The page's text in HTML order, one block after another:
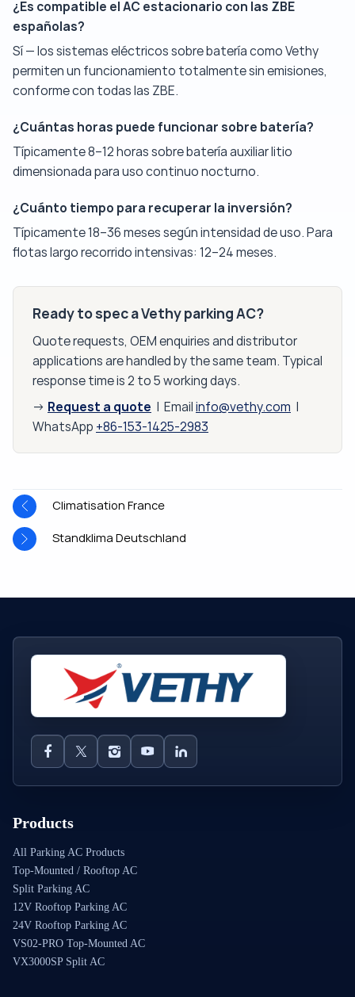
¿Es compatible el AC estacionario con las ZBE
españolas?
Sí — los sistemas eléctricos sobre batería como Vethy
permiten un funcionamiento totalmente sin emisiones,
conforme con todas las ZBE.
¿Cuántas horas puede funcionar sobre batería?
Típicamente 8–12 horas sobre batería auxiliar litio
dimensionada para uso continuo nocturno.
¿Cuánto tiempo para recuperar la inversión?
Típicamente 18–36 meses según intensidad de uso. Para
flotas largo recorrido intensivas: 12–24 meses.
Ready to spec a Vethy parking AC?
Quote requests, OEM enquiries and distributor
applications are handled by the same team. Typical
response time is 2 to 5 working days.
→ Request a quote | Email info@vethy.com |
WhatsApp +86-153-1425-2983
Climatisation France
Standklima Deutschland
Products
All Parking AC Products
Top-Mounted / Rooftop AC
Split Parking AC
12V Rooftop Parking AC
24V Rooftop Parking AC
VS02-PRO Top-Mounted AC
VX3000SP Split AC